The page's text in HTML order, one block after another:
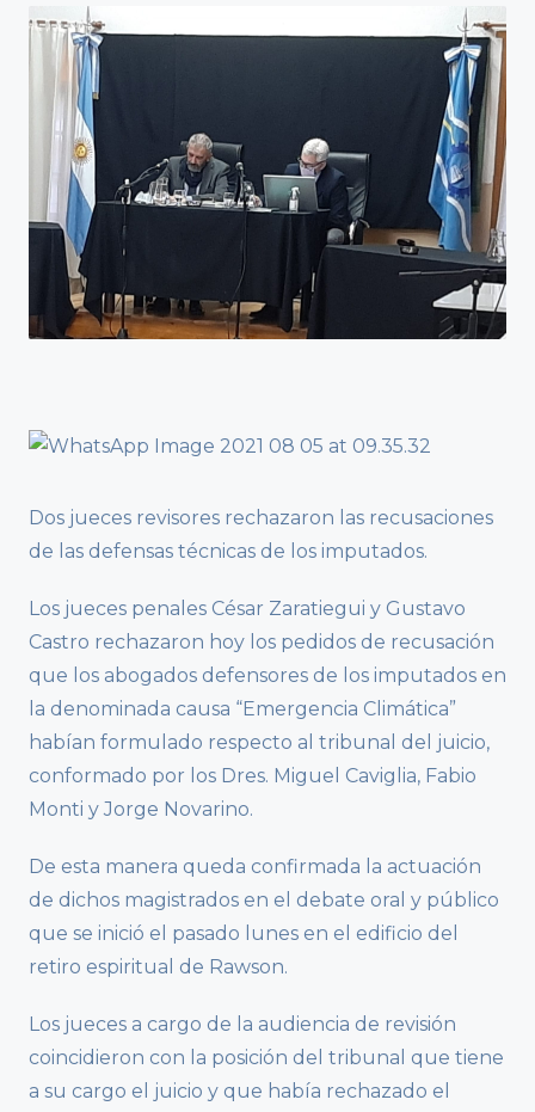
Dos jueces revisores rechazaron las recusaciones
de las defensas técnicas de los imputados.
Los jueces penales César Zaratiegui y Gustavo
Castro rechazaron hoy los pedidos de recusación
que los abogados defensores de los imputados en
la denominada causa “Emergencia Climática”
habían formulado respecto al tribunal del juicio,
conformado por los Dres. Miguel Caviglia, Fabio
Monti y Jorge Novarino.
De esta manera queda confirmada la actuación
de dichos magistrados en el debate oral y público
que se inició el pasado lunes en el edificio del
retiro espiritual de Rawson.
Los jueces a cargo de la audiencia de revisión
coincidieron con la posición del tribunal que tiene
a su cargo el juicio y que había rechazado el